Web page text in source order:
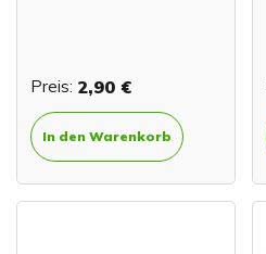
Preis: 2,90 €
In den Warenkorb